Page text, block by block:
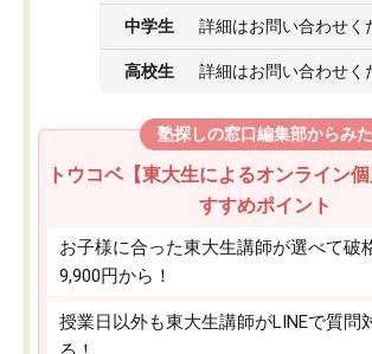
中学生 詳細はお問い合わせく
高校生 詳細はお問い合わせく
塾探しの窓口編集部からみた
トウコベ【東大生によるオンライン
すすめポイント
お子様に合った東大生講師が選べて破
9,900円から！
授業日以外も東大生講師がLINEで質問